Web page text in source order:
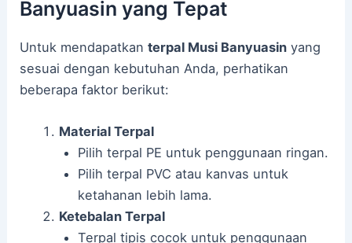
Banyuasin yang Tepat
Untuk mendapatkanterpal Musi Banyuasin yang
sesuai dengan kebutuhan Anda, perhatikan
beberapa faktor berikut:
Material Terpal
Pilih terpal PE untuk penggunaan ringan.
Pilih terpal PVC atau kanvas untuk
ketahanan lebih lama.
Ketebalan Terpal
Terpal tipis cocok untuk penggunaan